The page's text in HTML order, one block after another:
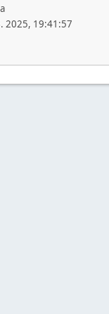
2025, 19:41:57